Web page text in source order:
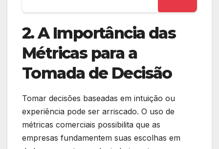
2. A Importância das
Métricas para a
Tomada de Decisão
Tomar decisões baseadas em intuição ou
experiência pode ser arriscado. O uso de
métricas comerciais possibilita que as
empresas fundamentem suas escolhas em